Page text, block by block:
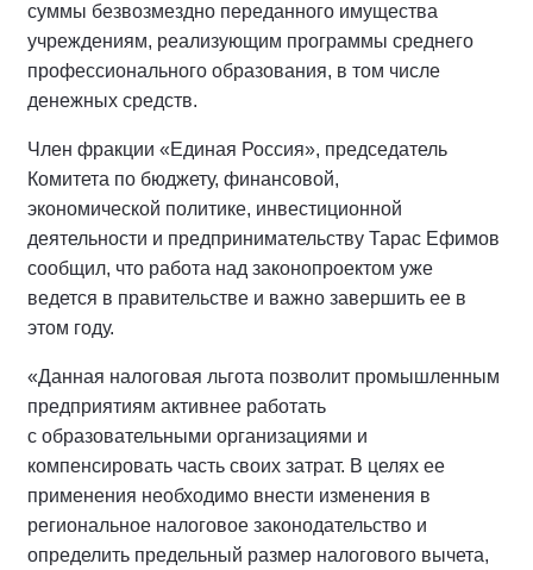
суммы безвозмездно переданного имущества
учреждениям, реализующим программы среднего
профессионального образования, в том числе
денежных средств.
Член фракции «Единая Россия», председатель
Комитета по бюджету, финансовой,
экономической политике, инвестиционной
деятельности и предпринимательству Тарас Ефимов
сообщил, что работа над законопроектом уже
ведется в правительстве и важно завершить ее в
этом году.
«Данная налоговая льгота позволит промышленным
предприятиям активнее работать
с образовательными организациями и
компенсировать часть своих затрат. В целях ее
применения необходимо внести изменения в
региональное налоговое законодательство и
определить предельный размер налогового вычета,